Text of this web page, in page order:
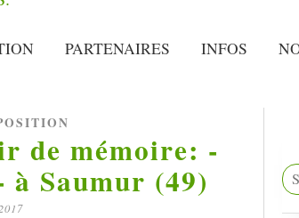
PARTENAIRES INFOS
de mémoire: -
Saumur (49)